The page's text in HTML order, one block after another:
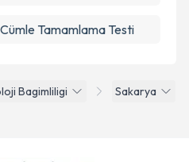
Bagimliligi
Sakarya
Tamamlama Testi